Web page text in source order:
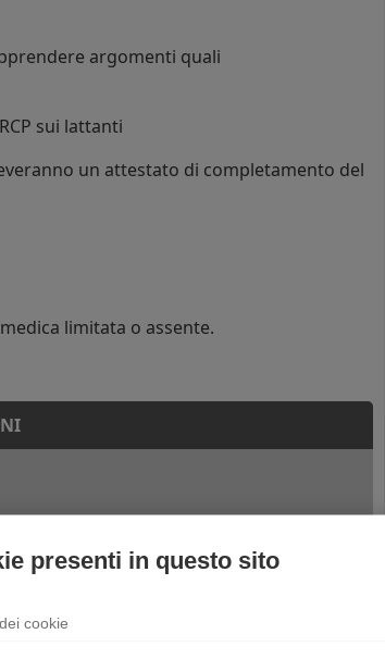
argomenti quali
sui lattanti
un attestato di completamento del
limitata o assente.
presenti in questo sito
cookie